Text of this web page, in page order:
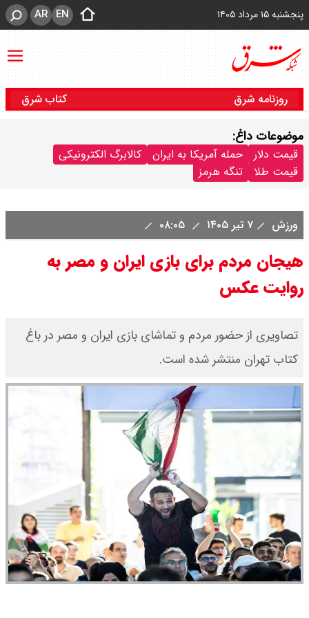
پنجشنبه ۱۵ مرداد ۱۴۰۵ EN
AR
روزنامه شرق کتاب شرق
موضوعات داغ:
قیمت دلار حمله آمریکا به ایران
کالابرگ الکترونیکی
قیمت طلا
تنگه هرمز
ورزش ۷ تیر ۱۴۰۵
هیجان مردم برای بازی ایران و مصر به
روایت عکس
تصاویری از حضور مردم و تماشای بازی ایران و مصر در باغ
کتاب تهران منتشر شده است.